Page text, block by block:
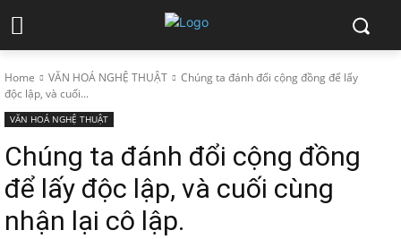
Home VĂN HOÁ NGHỆ THUẬT
Chúng ta đánh đổi cộng đồng để lấy
độc lập, và cuối...
VĂN HOÁ NGHỆ THUẬT
Chúng ta đánh đổi cộng đồng
để lấy độc lập, và cuối cùng
nhận lại cô lập.